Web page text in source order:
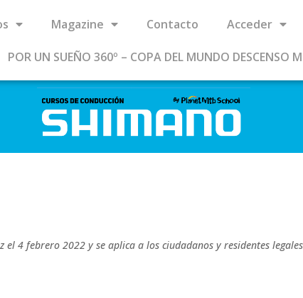
Magazine Contacto Acceder
POR UN SUEÑO 360º – COPA DEL MUNDO DESCENSO
4 febrero 2022 y se aplica a los ciudadanos y residentes legales